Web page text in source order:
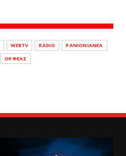
WEBTV RADIO
PANIONIANEA
ΟΡΦΕΑΣ